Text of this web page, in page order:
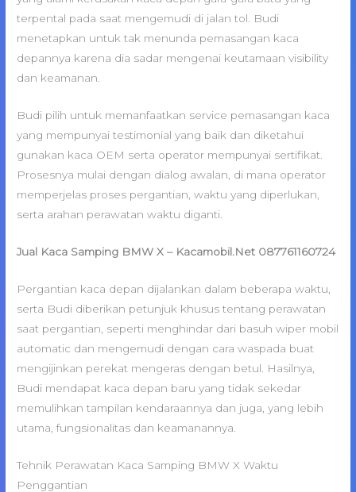
terpental pada saat mengemudi di jalan tol. Budi
menetapkan untuk tak menunda pemasangan kaca
depannya karena dia sadar mengenai keutamaan visibility
dan keamanan.
Budi pilih untuk memanfaatkan service pemasangan kaca
yang mempunyai testimonial yang baik dan diketahui
gunakan kaca OEM serta operator mempunyai sertifikat.
Prosesnya mulai dengan dialog awalan, di mana operator
memperjelas proses pergantian, waktu yang diperlukan,
serta arahan perawatan waktu diganti.
Jual Kaca Samping BMW X – Kacamobil.Net 087761160724
Pergantian kaca depan dijalankan dalam beberapa waktu,
serta Budi diberikan petunjuk khusus tentang perawatan
saat pergantian, seperti menghindar dari basuh wiper mobil
automatic dan mengemudi dengan cara waspada buat
mengijinkan perekat mengeras dengan betul. Hasilnya,
Budi mendapat kaca depan baru yang tidak sekedar
memulihkan tampilan kendaraannya dan juga, yang lebih
utama, fungsionalitas dan keamanannya.
Tehnik Perawatan Kaca Samping BMW X Waktu
Penggantian